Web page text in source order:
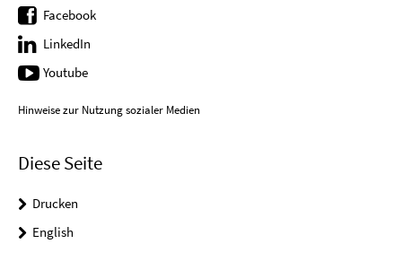
Facebook
LinkedIn
Youtube
Hinweise zur Nutzung sozialer Medien
Diese Seite
Drucken
English